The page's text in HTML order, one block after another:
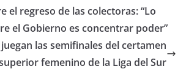
el regreso de las colectoras: “Lo
el Gobierno es concentrar poder”
las semifinales del certamen
femenino de la Liga del Sur